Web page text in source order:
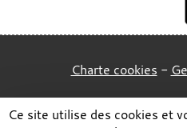
Charte cookies
Ce site utilise des cookies et